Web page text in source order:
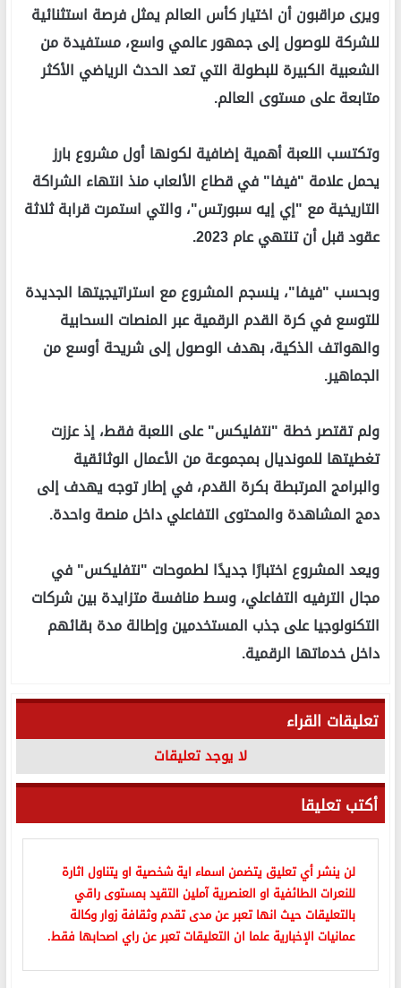
ويرى مراقبون أن اختيار كأس العالم يمثل فرصة استثنائية
للشركة للوصول إلى جمهور عالمي واسع، مستفيدة من
الشعبية الكبيرة للبطولة التي تعد الحدث الرياضي الأكثر
متابعة على مستوى العالم.
وتكتسب اللعبة أهمية إضافية لكونها أول مشروع بارز
يحمل علامة "فيفا" في قطاع الألعاب منذ انتهاء الشراكة
التاريخية مع "إي إيه سبورتس"، والتي استمرت قرابة ثلاثة
عقود قبل أن تنتهي عام 2023.
وبحسب "فيفا"، ينسجم المشروع مع استراتيجيتها الجديدة
للتوسع في كرة القدم الرقمية عبر المنصات السحابية
والهواتف الذكية، بهدف الوصول إلى شريحة أوسع من
الجماهير.
ولم تقتصر خطة "نتفليكس" على اللعبة فقط، إذ عززت
تغطيتها للمونديال بمجموعة من الأعمال الوثائقية
والبرامج المرتبطة بكرة القدم، في إطار توجه يهدف إلى
دمج المشاهدة والمحتوى التفاعلي داخل منصة واحدة.
ويعد المشروع اختبارًا جديدًا لطموحات "نتفليكس" في
مجال الترفيه التفاعلي، وسط منافسة متزايدة بين شركات
التكنولوجيا على جذب المستخدمين وإطالة مدة بقائهم
داخل خدماتها الرقمية.
تعليقات القراء
لا يوجد تعليقات
أكتب تعليقا
لن ينشر أي تعليق يتضمن اسماء اية شخصية او يتناول اثارة
للنعرات الطائفية او العنصرية آملين التقيد بمستوى راقي
بالتعليقات حيث انها تعبر عن مدى تقدم وثقافة زوار وكالة
عمانيات الإخبارية علما ان التعليقات تعبر عن راي اصحابها فقط.